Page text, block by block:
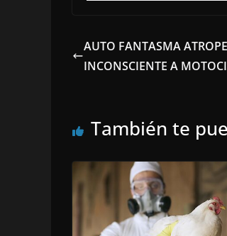
AUTO FANTASMA
INCONSCIENTE A
También te